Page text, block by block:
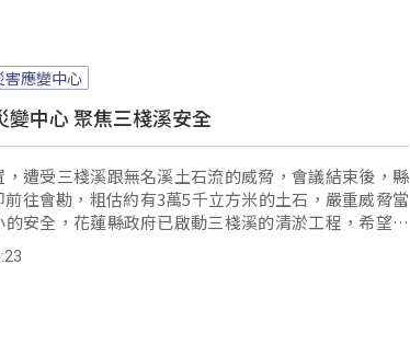
害應變中心
變中心 聚焦三棧溪安全
遭受三棧溪跟無名溪土石流的威脅，會議結束後，縣
往會勘，粗估約有3萬5千立方米的土石，嚴重威脅當
安全，花蓮縣政府已啟動三棧溪的清淤工程，希望確
安全。